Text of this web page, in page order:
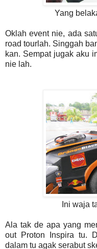
Yang
Oklah event nie, ada
road tourlah. Singgah
kan. Sempat jugak aku
nie lah.
Ini waja
Ala tak de apa yang
out Proton Inspira tu.
dalam tu agak serabut